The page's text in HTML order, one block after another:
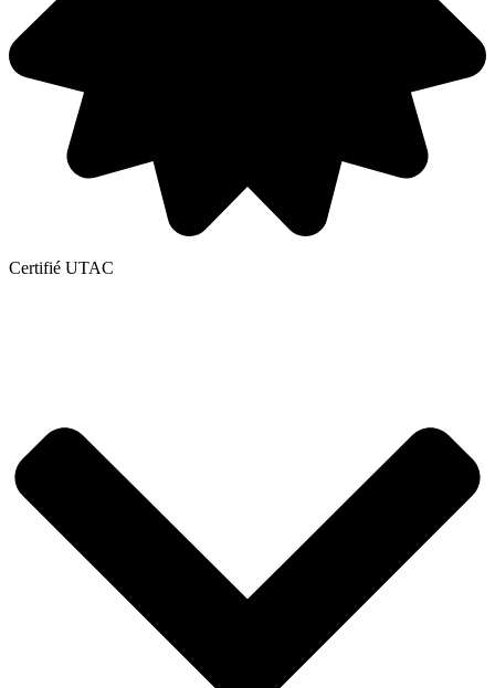
Certifié UTAC